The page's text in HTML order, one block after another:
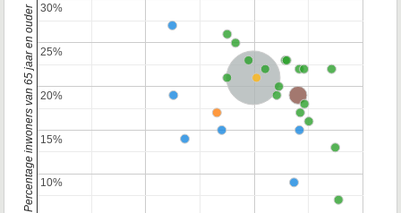
Nederland
Provincie Utrecht
10%
10%
15%
15%
20%
20%
25%
25%
30%
30%
Percentage inwoners van 65 jaar en ouder